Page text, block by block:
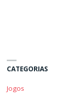
CATEGORIAS
Jogos